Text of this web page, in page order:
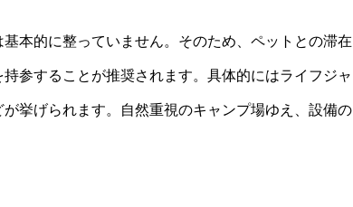
本的に整っていません。そのため、ペットとの滞在
参することが推奨されます。具体的にはライフジャ
挙げられます。自然重視のキャンプ場ゆえ、設備の